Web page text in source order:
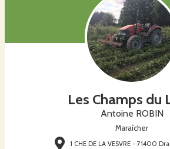
Les Champs du
Antoine ROBIN
Maraîcher
1 CHE DE LA VESVRE - 71400